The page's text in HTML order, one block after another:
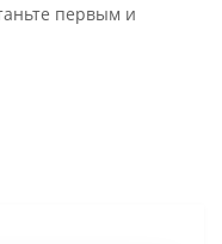
первым и